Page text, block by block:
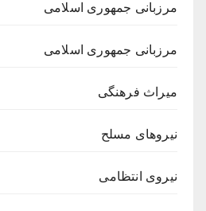
مرزبانی جمهوری اسلامی
مرزبانی جمهوری اسلامی
میراث فرهنگی
نیروهای مسلح
نیروی انتظامی